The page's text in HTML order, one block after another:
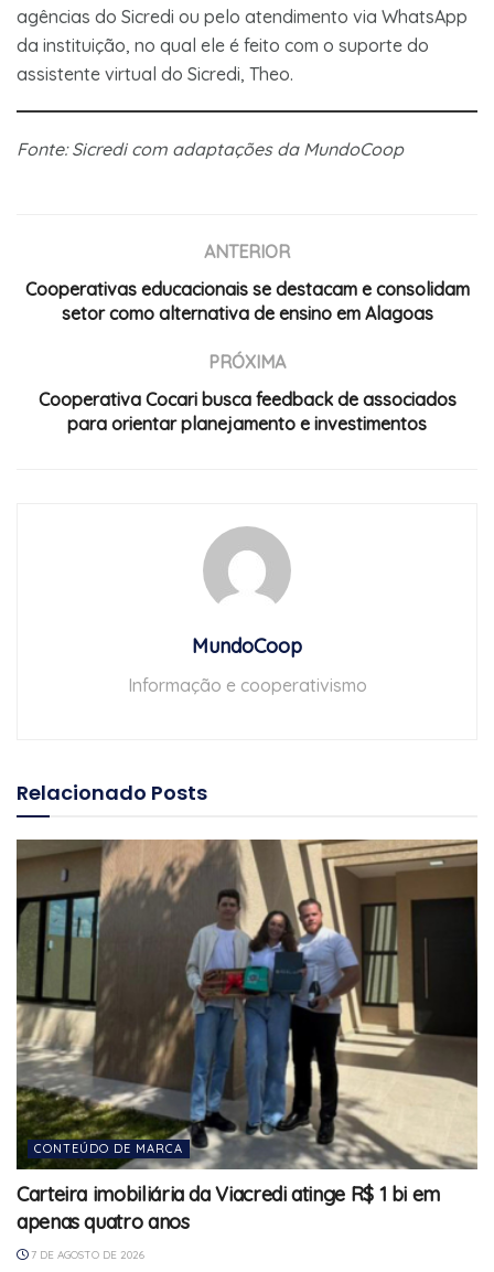
agências do Sicredi ou pelo atendimento via WhatsApp
da instituição, no qual ele é feito com o suporte do
assistente virtual do Sicredi, Theo.
Fonte: Sicredi com adaptações da MundoCoop
ANTERIOR
Cooperativas educacionais se destacam e consolidam
setor como alternativa de ensino em Alagoas
PRÓXIMA
Cooperativa Cocari busca feedback de associados
para orientar planejamento e investimentos
MundoCoop
Informação e cooperativismo
Relacionado Posts
CONTEÚDO DE MARCA
Carteira imobiliária da Viacredi atinge R$ 1 bi em
apenas quatro anos
7 DE AGOSTO DE 2026